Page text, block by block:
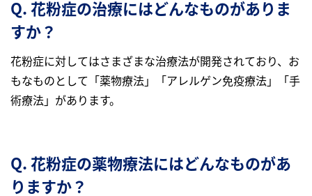
Q. 花粉症の治療にはどんなものがありま
すか？
花粉症に対してはさまざまな治療法が開発されており、お
もなものとして「薬物療法」「アレルゲン免疫療法」「手
術療法」があります。
Q. 花粉症の薬物療法にはどんなものがあ
りますか？